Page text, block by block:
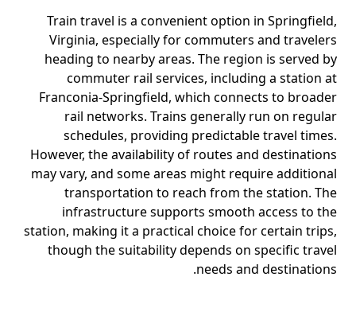
Train travel is a convenient option in Springfield,
Virginia, especially for commuters and travelers
heading to nearby areas. The region is served by
commuter rail services, including a station at
Franconia-Springfield, which connects to broader
rail networks. Trains generally run on regular
schedules, providing predictable travel times.
However, the availability of routes and destinations
may vary, and some areas might require additional
transportation to reach from the station. The
infrastructure supports smooth access to the
station, making it a practical choice for certain trips,
though the suitability depends on specific travel
needs and destinations.